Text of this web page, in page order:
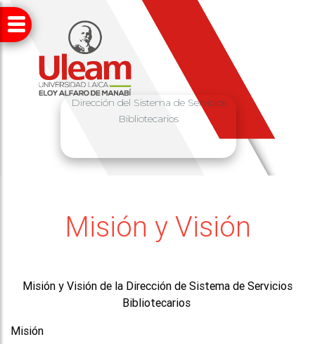
Dirección del Sistema de Servicios
Bibliotecarios
Misión y Visión
Misión y Visión de la Dirección de Sistema de Servicios
Bibliotecarios
Misión